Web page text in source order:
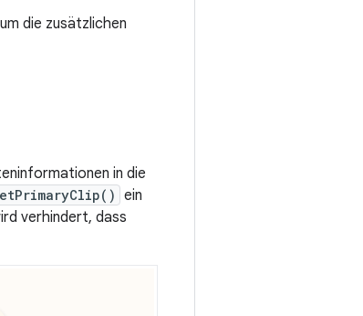
die zusätzlichen
in die
ein
verhindert, dass